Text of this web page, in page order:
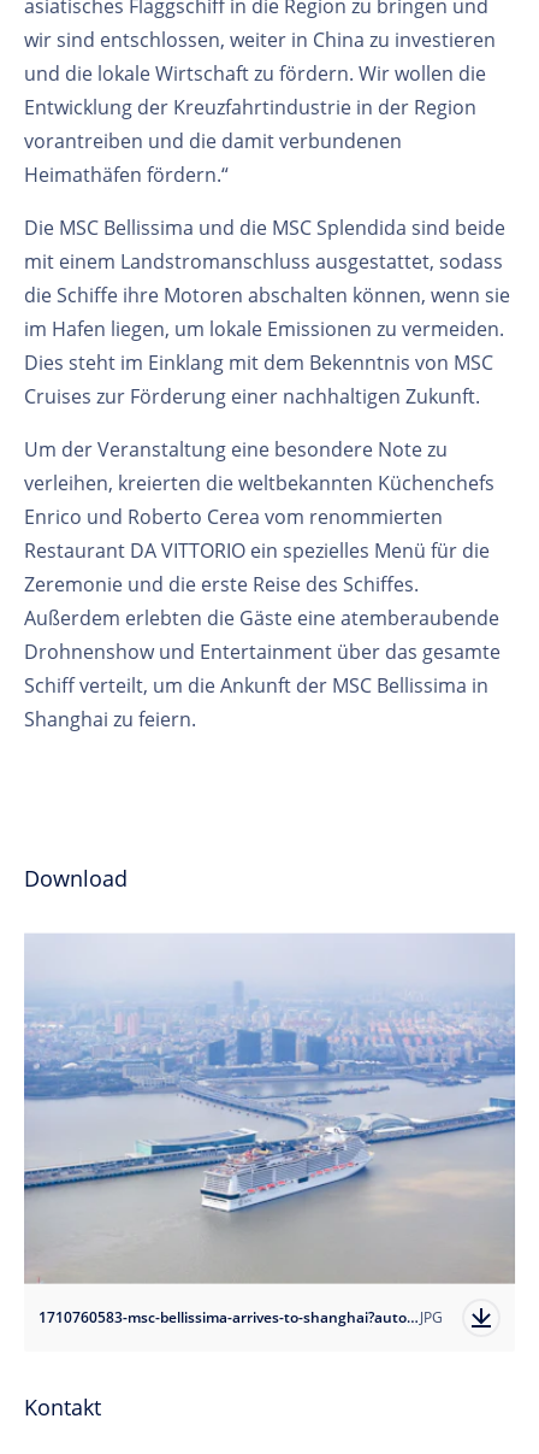
asiatisches Flaggschiff in die Region zu bringen und
wir sind entschlossen, weiter in China zu investieren
und die lokale Wirtschaft zu fördern. Wir wollen die
Entwicklung der Kreuzfahrtindustrie in der Region
vorantreiben und die damit verbundenen
Heimathäfen fördern.“
Die MSC Bellissima und die MSC Splendida sind beide
mit einem Landstromanschluss ausgestattet, sodass
die Schiffe ihre Motoren abschalten können, wenn sie
im Hafen liegen, um lokale Emissionen zu vermeiden.
Dies steht im Einklang mit dem Bekenntnis von MSC
Cruises zur Förderung einer nachhaltigen Zukunft.
Um der Veranstaltung eine besondere Note zu
verleihen, kreierten die weltbekannten Küchenchefs
Enrico und Roberto Cerea vom renommierten
Restaurant DA VITTORIO ein spezielles Menü für die
Zeremonie und die erste Reise des Schiffes.
Außerdem erlebten die Gäste eine atemberaubende
Drohnenshow und Entertainment über das gesamte
Schiff verteilt, um die Ankunft der MSC Bellissima in
Shanghai zu feiern.
Download
1710760583-msc-bellissima-arrives-to-shanghai?auto=formatJPG
Kontakt